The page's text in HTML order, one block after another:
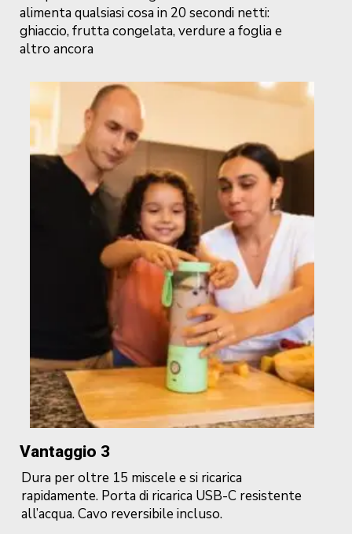
alimenta qualsiasi cosa in 20 secondi netti:
ghiaccio, frutta congelata, verdure a foglia e
altro ancora
Vantaggio 3
Dura per oltre 15 miscele e si ricarica
rapidamente. Porta di ricarica USB-C resistente
all’acqua.Cavo reversibile incluso.